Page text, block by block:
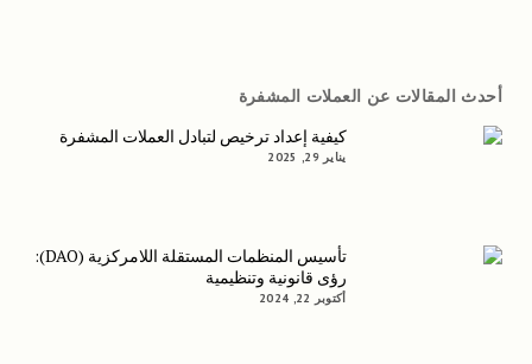
أحدث المقالات عن العملات المشفرة
كيفية إعداد ترخيص لتبادل العملات المشفرة
يناير 29, 2025
تأسيس المنظمات المستقلة اللامركزية (DAO):
رؤى قانونية وتنظيمية
أكتوبر 22, 2024